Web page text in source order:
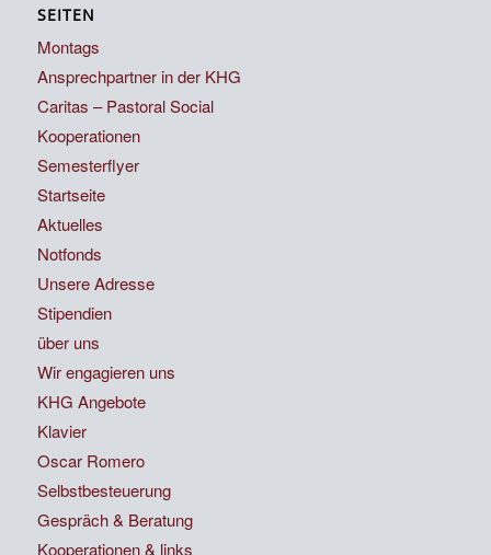
SEITEN
Montags
Ansprechpartner in der KHG
Caritas – Pastoral Social
Kooperationen
Semesterflyer
Startseite
Aktuelles
Notfonds
Unsere Adresse
Stipendien
über uns
Wir engagieren uns
KHG Angebote
Klavier
Oscar Romero
Selbstbesteuerung
Gespräch & Beratung
Kooperationen & links